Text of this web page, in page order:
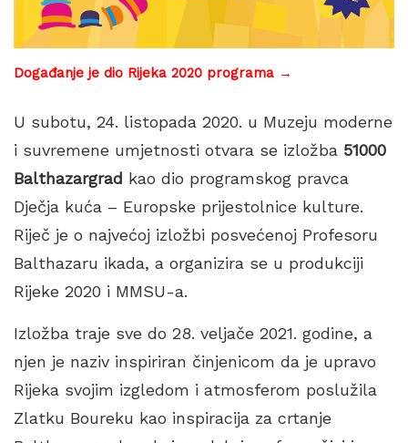
Događanje je dio Rijeka 2020 programa →
U subotu, 24. listopada 2020. u Muzeju moderne
i suvremene umjetnosti otvara se izložba 51000
Balthazargrad kao dio programskog pravca
Dječja kuća – Europske prijestolnice kulture.
Riječ je o najvećoj izložbi posvećenoj Profesoru
Balthazaru ikada, a organizira se u produkciji
Rijeke 2020 i MMSU-a.
Izložba traje sve do 28. veljače 2021. godine, a
njen je naziv inspiriran činjenicom da je upravo
Rijeka svojim izgledom i atmosferom poslužila
Zlatku Boureku kao inspiracija za crtanje